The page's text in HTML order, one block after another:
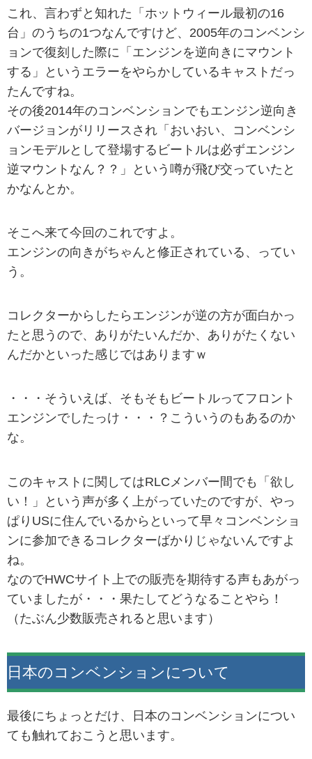
これ、言わずと知れた「ホットウィール最初の16
台」のうちの1つなんですけど、2005年のコンベンシ
ョンで復刻した際に「エンジンを逆向きにマウント
する」というエラーをやらかしているキャストだっ
たんですね。
その後2014年のコンベンションでもエンジン逆向き
バージョンがリリースされ「おいおい、コンベンシ
ョンモデルとして登場するビートルは必ずエンジン
逆マウントなん？？」という噂が飛び交っていたと
かなんとか。
そこへ来て今回のこれですよ。
エンジンの向きがちゃんと修正されている、ってい
う。
コレクターからしたらエンジンが逆の方が面白かっ
たと思うので、ありがたいんだか、ありがたくない
んだかといった感じではありますｗ
・・・そういえば、そもそもビートルってフロント
エンジンでしたっけ・・・？こういうのもあるのか
な。
このキャストに関してはRLCメンバー間でも「欲し
い！」という声が多く上がっていたのですが、やっ
ぱりUSに住んでいるからといって早々コンベンショ
ンに参加できるコレクターばかりじゃないんですよ
ね。
なのでHWCサイト上での販売を期待する声もあがっ
ていましたが・・・果たしてどうなることやら！
（たぶん少数販売されると思います）
日本のコンベンションについて
最後にちょっとだけ、日本のコンベンションについ
ても触れておこうと思います。